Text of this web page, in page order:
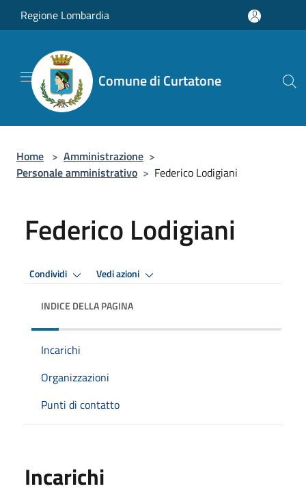
Salta al contenuto principale
Regione Lombardia
Comune di Curtatone
Home > Amministrazione >
Personale amministrativo > Federico Lodigiani
Federico Lodigiani
Condividi Vedi azioni
INDICE DELLA PAGINA
Incarichi
Organizzazioni
Punti di contatto
Incarichi